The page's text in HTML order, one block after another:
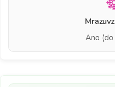
Ano (do